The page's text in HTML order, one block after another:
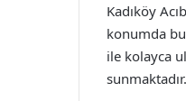
Kadıköy
konumda
ile kolayca